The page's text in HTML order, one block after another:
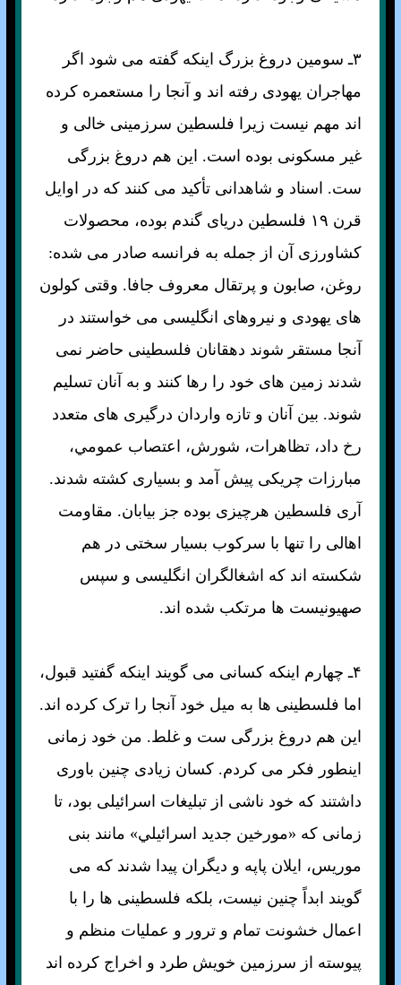
۳ـ سومين دروغ بزرگ اينکه گفته می شود اگر
مهاجران يهودی رفته اند و آنجا را مستعمره کرده
اند مهم نيست زيرا فلسطين سرزمينی خالی و
غير مسکونی بوده است. اين هم دروغ بزرگی
ست. اسناد و شاهدانی تأکيد می کنند که در اوايل
قرن ۱۹ فلسطين دريای گندم بوده، محصولات
کشاورزی آن از جمله به فرانسه صادر می شده:
روغن، صابون و پرتقال معروف جافا. وقتی کولون
های يهودی و نيروهای انگليسی می خواستند در
آنجا مستقر شوند دهقانان فلسطينی حاضر نمی
شدند زمين های خود را رها کنند و به آنان تسليم
شوند. بين آنان و تازه واردان درگيری های متعدد
رخ داد، تظاهرات، شورش، اعتصاب عمومي،
مبارزات چريکی پيش آمد و بسياری کشته شدند.
آری فلسطين هرچيزی بوده جز بيابان. مقاومت
اهالی را تنها با سرکوب بسيار سختی در هم
شکسته اند که اشغالگران انگليسی و سپس
صهيونيست ها مرتکب شده اند.
۴ـ چهارم اينکه کسانی می گويند اينکه گفتيد قبول،
اما فلسطينی ها به ميل خود آنجا را ترک کرده اند.
اين هم دروغ بزرگی ست و غلط. من خود زمانی
اينطور فکر می کردم. کسان زيادی چنين باوری
داشتند که خود ناشی از تبليغات اسرائيلی بود، تا
زمانی که «مورخين جديد اسرائيلي» مانند بنی
موريس، ايلان پاپه و ديگران پيدا شدند که می
گويند ابداً چنين نيست، بلکه فلسطينی ها را با
اعمال خشونت تمام و ترور و عمليات منظم و
پيوسته از سرزمين خويش طرد و اخراج کرده اند